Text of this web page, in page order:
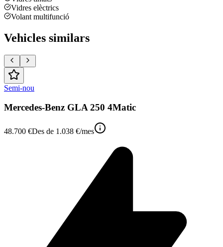
Vidres elèctrics
Volant multifunció
Vehicles similars
Semi-nou
Mercedes-Benz GLA 250 4Matic
48.700 €Des de 1.038 €/mes